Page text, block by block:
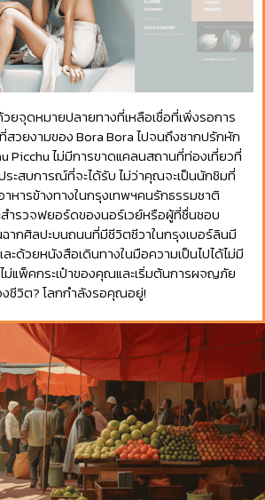
ยจุดหมายปลายทางที่เหลือเชื่อที่เพิ่งรอการ
สวยงามของ Bora Bora ไปจนถึงซากปรักหัก
Picchu ไม่มีการขาดแคลนสถานที่ท่องเที่ยวที่
ระสบการณ์ที่จะได้รับ ไม่ว่าคุณจะเป็นนักชิมที่
หารข้างทางในกรุงเทพฯคนรักธรรมชาติ
ำรวจฟยอร์ดของนอร์เวย์หรือผู้ที่ชื่นชอบ
ากศิลปะบนถนนที่มีชีวิตชีวาในกรุงเบอร์ลินมี
ะด้วยหนังสือเดินทางในมือความเป็นไปได้ไม่มี
แพ็คกระเป๋าของคุณและเริ่มต้นการผจญภัย
ชีวิต? โลกกำลังรอคุณอยู่!